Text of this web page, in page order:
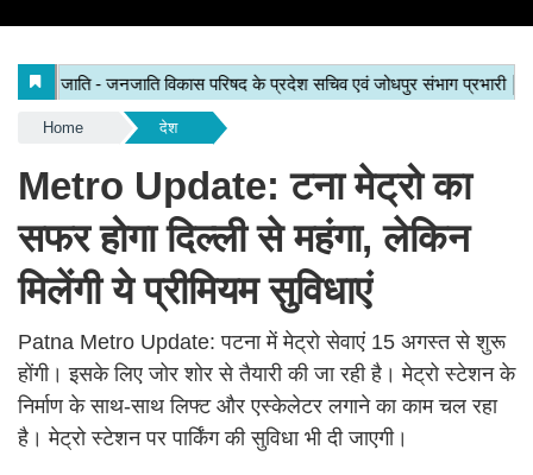
Home देश
Metro Update: टना मेट्रो का
सफर होगा दिल्ली से महंगा, लेकिन
मिलेंगी ये प्रीमियम सुविधाएं
Patna Metro Update: पटना में मेट्रो सेवाएं 15 अगस्त से शुरू
होंगी। इसके लिए जोर शोर से तैयारी की जा रही है। मेट्रो स्टेशन के
निर्माण के साथ-साथ लिफ्ट और एस्केलेटर लगाने का काम चल रहा
है। मेट्रो स्टेशन पर पार्किंग की सुविधा भी दी जाएगी।